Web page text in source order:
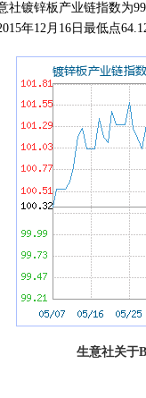
镀锌板产业链指数为
年12月16日最低点
生意社关于